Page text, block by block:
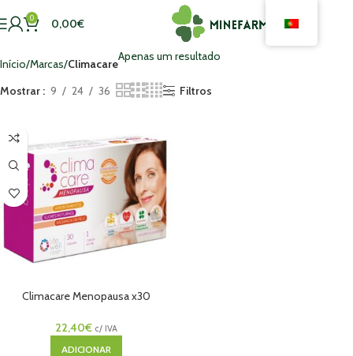
0 0,00€
Início Marcas Climacare
Apenas um resultado
Mostrar 9 24 36 Filtros
Climacare Menopausa x30
22,40€ c/ IVA
ADICIONAR